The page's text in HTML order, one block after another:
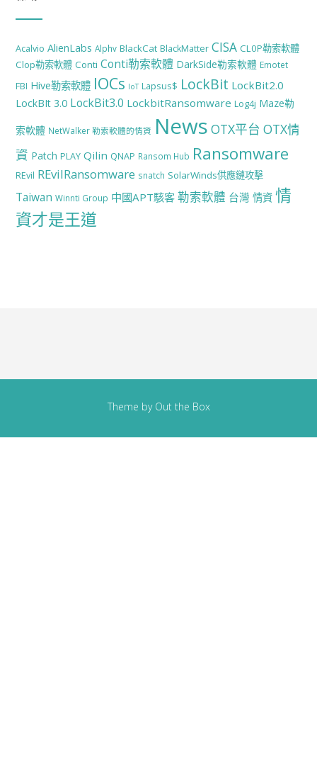
Acalvio AlienLabs Alphv BlackCat BlackMatter CISA CL0P勒索軟體
Clop勒索軟體 Conti Conti勒索軟體 DarkSide勒索軟體 Emotet
FBI Hive勒索軟體 IOCs IoT Lapsus$ LockBit LockBit2.0
LockBIt 3.0 LockBit3.0 LockbitRansomware Log4j Maze勒
索軟體 NetWalker 勒索軟體的情資 News OTX平台 OTX情
資 Patch PLAY Qilin QNAP Ransom Hub Ransomware
REvil REvilRansomware snatch SolarWinds供應鏈攻擊
Taiwan Winnti Group 中國APT駭客 勒索軟體 台灣 情資 情
資才是王道
Theme by Out the Box